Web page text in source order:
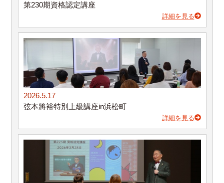
第230期資格認定講座
詳細を見る
2026.5.17
弦本將裕特別上級講座in浜松町
詳細を見る